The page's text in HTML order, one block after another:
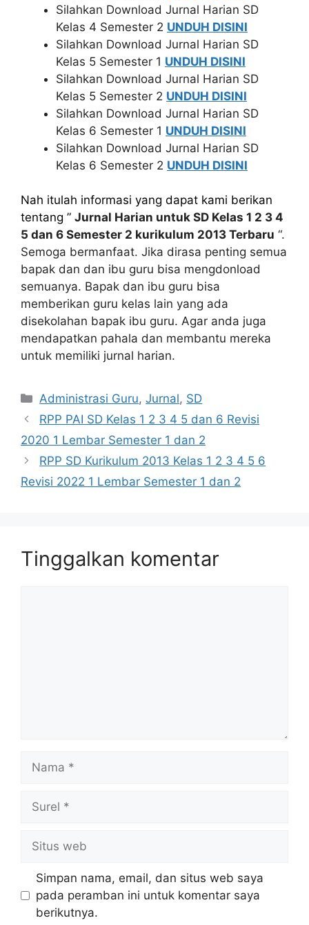
Silahkan Download Jurnal Harian SD
Kelas 4 Semester 2 UNDUH DISINI
Silahkan Download Jurnal Harian SD
Kelas 5 Semester 1 UNDUH DISINI
Silahkan Download Jurnal Harian SD
Kelas 5 Semester 2 UNDUH DISINI
Silahkan Download Jurnal Harian SD
Kelas 6 Semester 1 UNDUH DISINI
Silahkan Download Jurnal Harian SD
Kelas 6 Semester 2 UNDUH DISINI
Nah itulah informasi yang dapat kami berikan
tentang ” Jurnal Harian untuk SD Kelas 1 2 3 4
5 dan 6 Semester 2 kurikulum 2013 Terbaru “.
Semoga bermanfaat. Jika dirasa penting semua
bapak dan dan ibu guru bisa mengdonload
semuanya. Bapak dan ibu guru bisa
memberikan guru kelas lain yang ada
disekolahan bapak ibu guru. Agar anda juga
mendapatkan pahala dan membantu mereka
untuk memiliki jurnal harian.
Kategori
Administrasi Guru,Jurnal, SD
RPP PAI SD Kelas 1 2 3 4 5 dan 6 Revisi
2020 1 Lembar Semester 1 dan 2
RPP SD Kurikulum 2013 Kelas 1 2 3 4 5 6
Revisi 2022 1 Lembar Semester 1 dan 2
Tinggalkan komentar
Nama
Surel
Situs
web
Simpan nama, email, dan situs web saya
pada peramban ini untuk komentar saya
berikutnya.